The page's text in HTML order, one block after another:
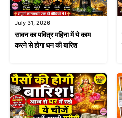
July 31, 2026
सावन का पवित्र महिना में ये काम
करने से होगा धन की बारिश